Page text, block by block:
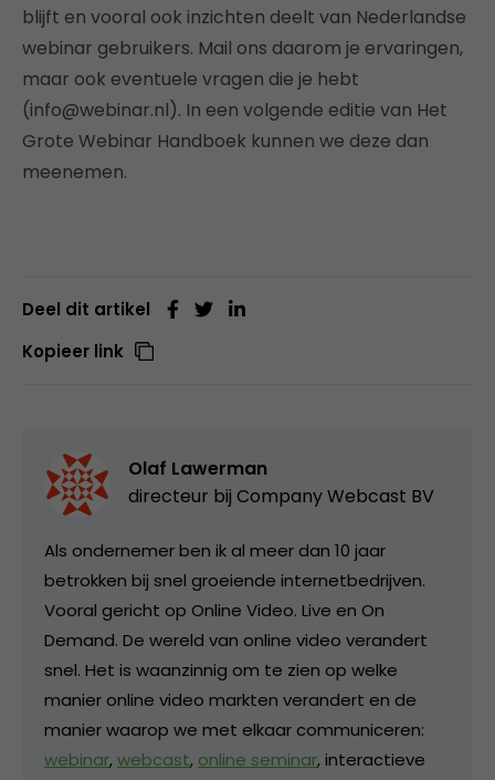
blijft en vooral ook inzichten deelt van Nederlandse
webinar gebruikers. Mail ons daarom je ervaringen,
maar ook eventuele vragen die je hebt
(info@webinar.nl). In een volgende editie van Het
Grote Webinar Handboek kunnen we deze dan
meenemen.
Deel dit artikel
Kopieer link
Olaf Lawerman
directeur bij Company Webcast BV
Als ondernemer ben ik al meer dan 10 jaar
betrokken bij snel groeiende internetbedrijven.
Vooral gericht op Online Video. Live en On
Demand. De wereld van online video verandert
snel. Het is waanzinnig om te zien op welke
manier online video markten verandert en de
manier waarop we met elkaar communiceren:
webinar,webcast, online seminar, interactieve